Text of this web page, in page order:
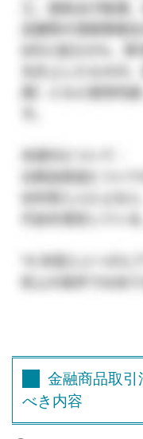
金融商品取引
べき内容